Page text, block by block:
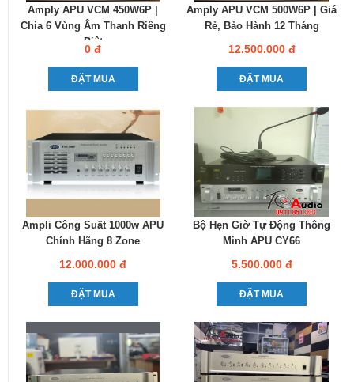
Amply APU VCM 450W6P |
Chia 6 Vùng Âm Thanh Riêng
Biệt
0 đ
ĐẶT MUA
Amply APU VCM 500W6P | Giá
Rẻ, Bảo Hành 12 Tháng
12.500.000 đ
ĐẶT MUA
Ampli Công Suất 1000w APU
Chính Hãng 8 Zone
12.000.000 đ
ĐẶT MUA
Bộ Hẹn Giờ Tự Động Thông
Minh APU CY66
5.500.000 đ
ĐẶT MUA